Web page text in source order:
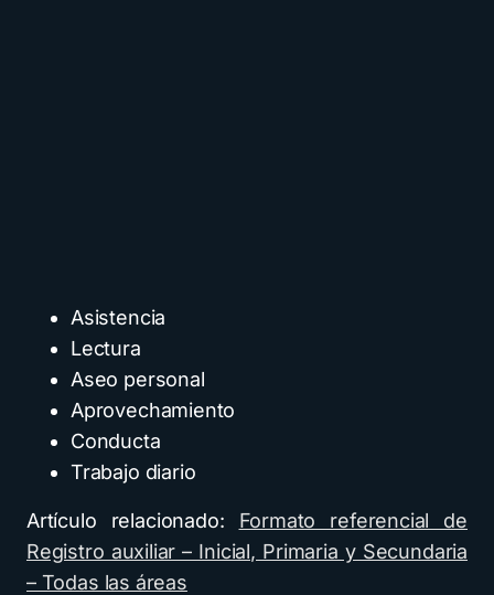
Asistencia
Lectura
Aseo personal
Aprovechamiento
Conducta
Trabajo diario
Artículo relacionado: Formato referencial de
Registro auxiliar – Inicial, Primaria y Secundaria
– Todas las áreas